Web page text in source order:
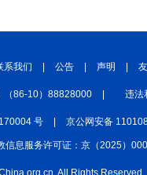
系我们 公告 声明
（86-10）88828000 违法
号 京公网安备
信息服务许可证：京（2025）
All Rights Reserved